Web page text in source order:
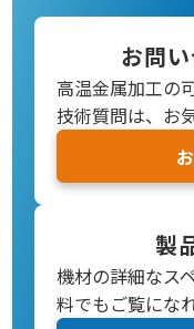
お問
高温金属加工の
技術質問は、お
製
機材の詳細なス
料でもご覧にな